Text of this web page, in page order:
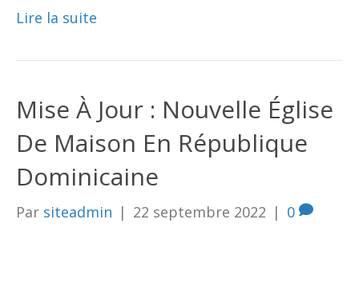
Lire la suite
Mise À Jour : Nouvelle Église
De Maison En République
Dominicaine
Par siteadmin | 22 septembre 2022 | 0